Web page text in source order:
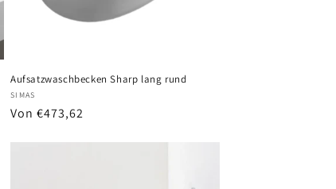
Aufsatzwaschbecken Sharp lang rund
Anbieter:
SIMAS
Normaler
Von €473,62